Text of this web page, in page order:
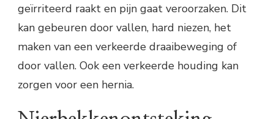
geïrriteerd raakt en pijn gaat veroorzaken. Dit
kan gebeuren door vallen, hard niezen, het
maken van een verkeerde draaibeweging of
door vallen. Ook een verkeerde houding kan
zorgen voor een hernia.